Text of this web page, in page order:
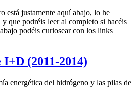
está justamente aquí abajo, lo he
que podréis leer al completo si hacéis
podéis curiosear con los links
(2011-2014)
energética del hidrógeno y las pilas de